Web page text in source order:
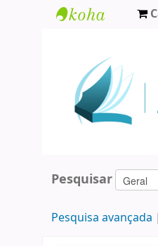
Agamenon
Magalhães
Pesquisar
Pesquisa avançada